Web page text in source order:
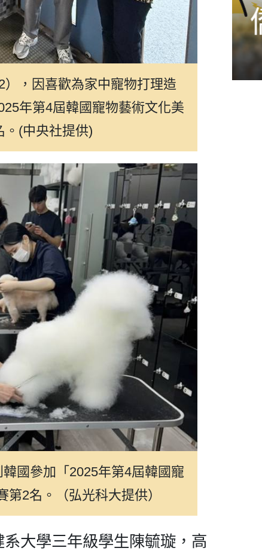
，因喜歡為家中寵物打理造
年第4屆韓國寵物藝術文化美
。(中央社提供)
國參加「2025年第4屆韓國寵
2名。（弘光科大提供）
系大學三年級學生陳毓璇，高
僑胞關心議題